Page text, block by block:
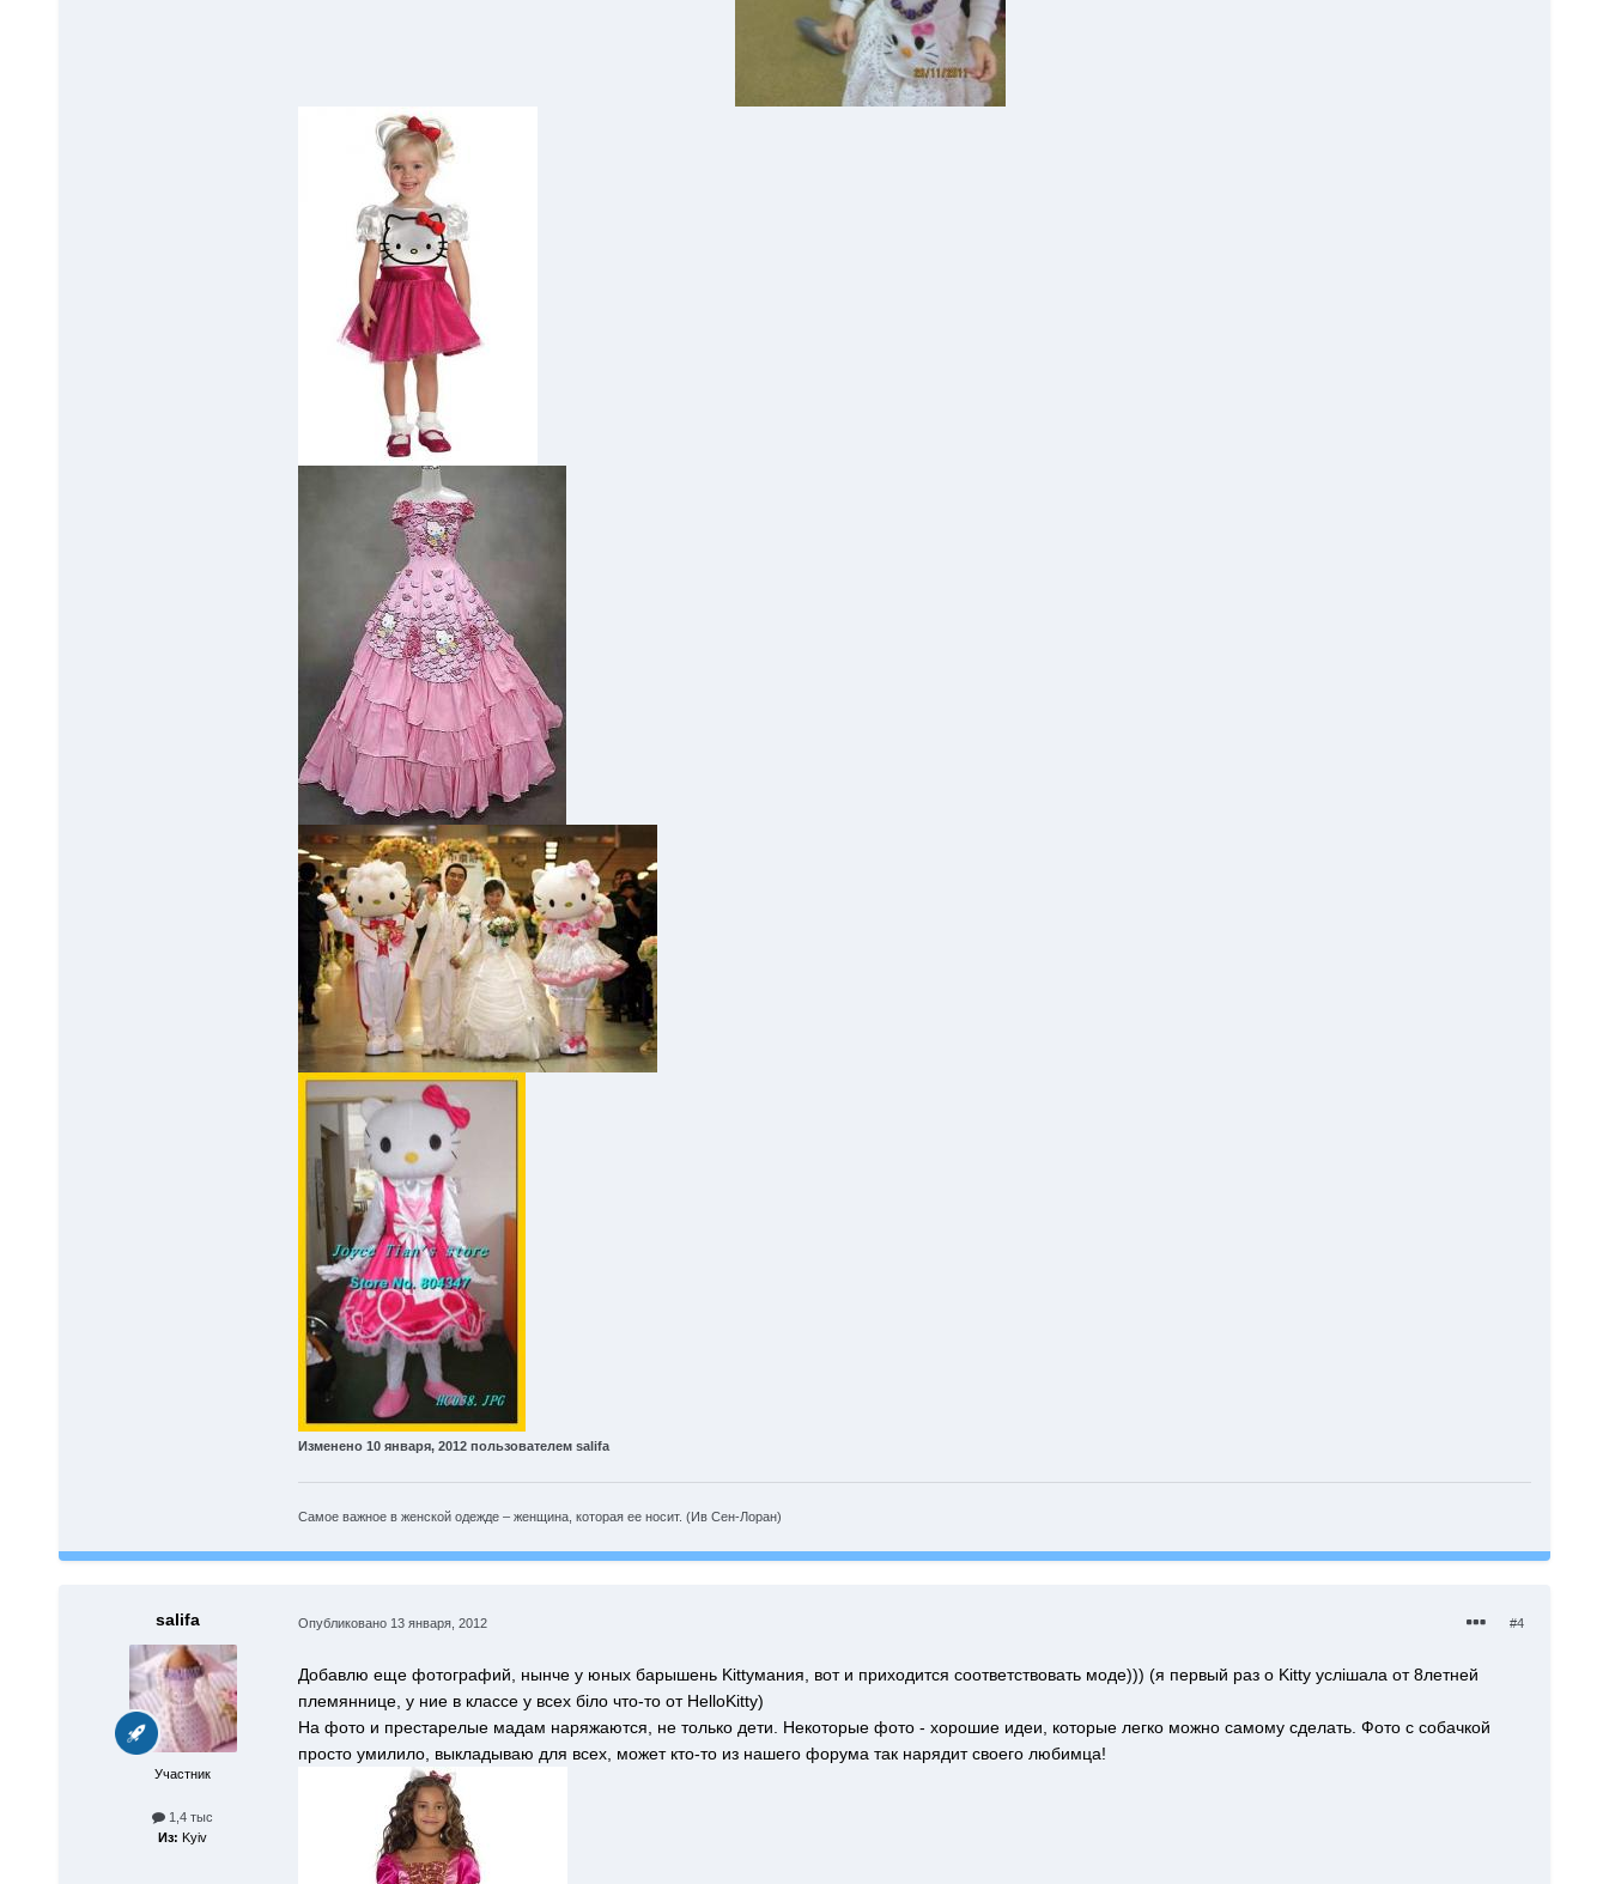
Изменено 10 января, 2012пользователем salifa
Самое важное в женской одежде – женщина, которая ее носит. (Ив Сен-Лоран)
salifa
Участник
1,4 тыс
Из: Kyiv
#4
Опубликовано 13 января, 2012
Добавлю еще фотографий, нынче у юных барышень Kittyмания, вот и приходится соответствовать моде))) (я первый раз о Kitty услішала от 8летней
племяннице, у ние в классе у всех біло что-то от HelloKitty)
На фото и престарелые мадам наряжаются, не только дети. Некоторые фото - хорошие идеи, которые легко можно самому сделать. Фото с собачкой
просто умилило, выкладываю для всех, может кто-то из нашего форума так нарядит своего любимца!